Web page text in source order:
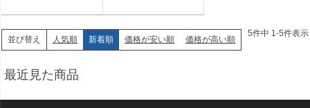
並び替え 人気順 新着順 価格が安い順 価格が高い順
5件中 1-5件表示
最近見た商品